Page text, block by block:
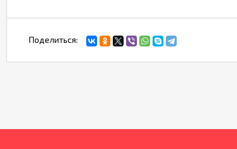
Поделиться: